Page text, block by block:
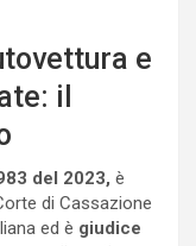
e
il
del 2023, è
di Cassazione
ed è giudice